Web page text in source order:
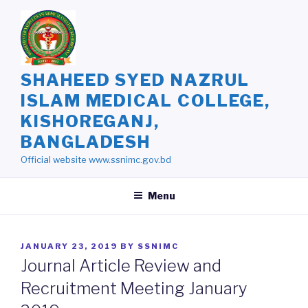
content
SHAHEED SYED NAZRUL
ISLAM MEDICAL COLLEGE,
KISHOREGANJ,
BANGLADESH
Official website www.ssnimc.gov.bd
Menu
POSTED
ON
JANUARY 23, 2019 BY SSNIMC
Journal Article Review and
Recruitment Meeting January